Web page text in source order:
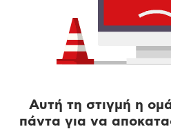
Αυτή τη στιγμή η
πάντα για να